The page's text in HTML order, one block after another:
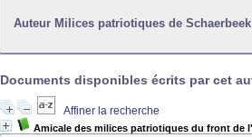
Auteur Milices patriotiques de Schaerbeek
Documents disponibles écrits par cet
Affiner la recherche
Amicale des milices patriotiques du front de